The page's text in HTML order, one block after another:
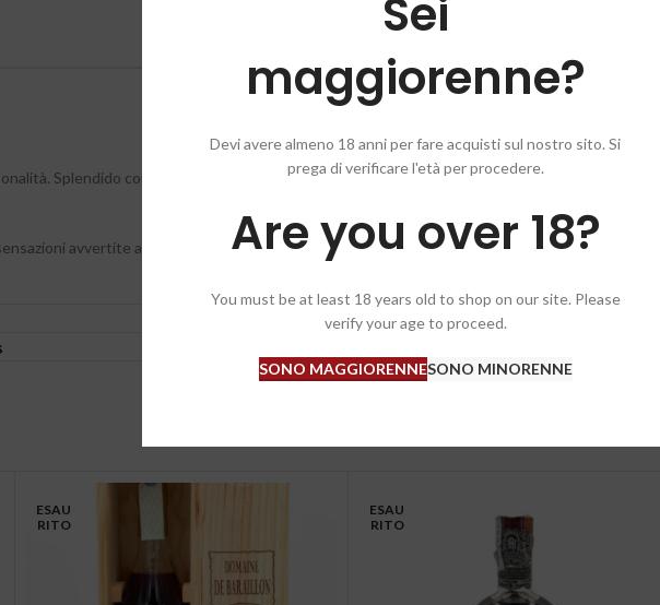
Sei
maggiorenne?
Devi avere almeno 18 anni per fare acquisti sul nostro sito. Si
prega di verificare l'età per procedere.
Are you over 18?
You must be at least 18 years old to shop on our site. Please
verify your age to proceed.
SONO MAGGIORENNESONO MINORENNE
Splendido concerto di sensazioni nelle quali spicca la frutta matura, la ciliegia, il tabacco, il
avvertite al profumo.
ESAU
RITO
ESAU
RITO